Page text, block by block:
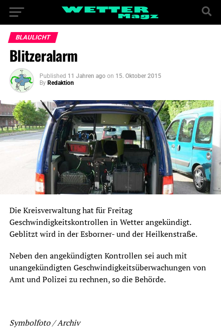
BLAULICHT
Blitzeralarm
Published 11 Jahren ago on 15. Oktober 2015
By Redaktion
Die Kreisverwaltung hat für Freitag
Geschwindigkeitskontrollen in Wetter angekündigt.
Geblitzt wird in der Esborner- und der Heilkenstraße.
Neben den angekündigten Kontrollen sei auch mit
unangekündigten Geschwindigkeitsüberwachungen von
Amt und Polizei zu rechnen, so die Behörde.
Symbolfoto / Archiv